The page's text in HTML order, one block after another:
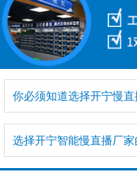
你必须知道选择开宁慢
选择开宁智能慢直播厂